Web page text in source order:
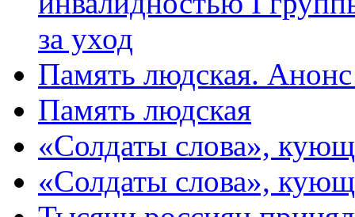
за уход
Память людская.
Память людская
«Солдаты слова»,
«Солдаты слова»,